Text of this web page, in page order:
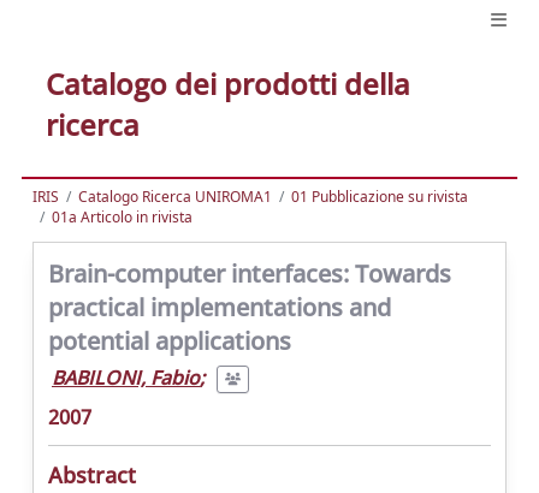
Catalogo dei prodotti della
ricerca
IRIS Catalogo Ricerca UNIROMA1
01 Pubblicazione su rivista
01a Articolo in rivista
Brain-computer interfaces: Towards
practical implementations and
potential applications
BABILONI, Fabio;
2007
Abstract